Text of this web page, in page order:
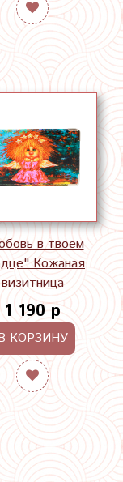
в твоем
Кожаная
визитница
1 190 р
КОРЗИНУ